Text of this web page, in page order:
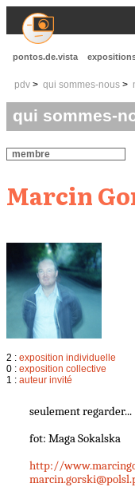
pontos.de.vista
pdv qui sommes-nous
qui sommes-
membre
Marcin
2 : exposition individuelle
0 : exposition collective
1 : auteur invité
seulement regarder...
fot: Maga Sokalska
http://